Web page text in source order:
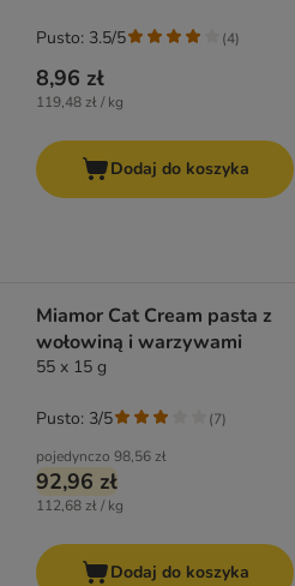
8,96 zł
119,48 zł / kg
Pusto: 3.5/5 (4)
Dodaj do koszyka
Miamor Cat Cream pasta z
wołowiną i warzywami
55 x 15 g
pojedynczo 98,56 zł
92,96 zł
112,68 zł / kg
Pusto: 3/5 (7)
Dodaj do koszyka